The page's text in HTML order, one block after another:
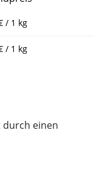
/ 1 kg
/ 1 kg
durch einen